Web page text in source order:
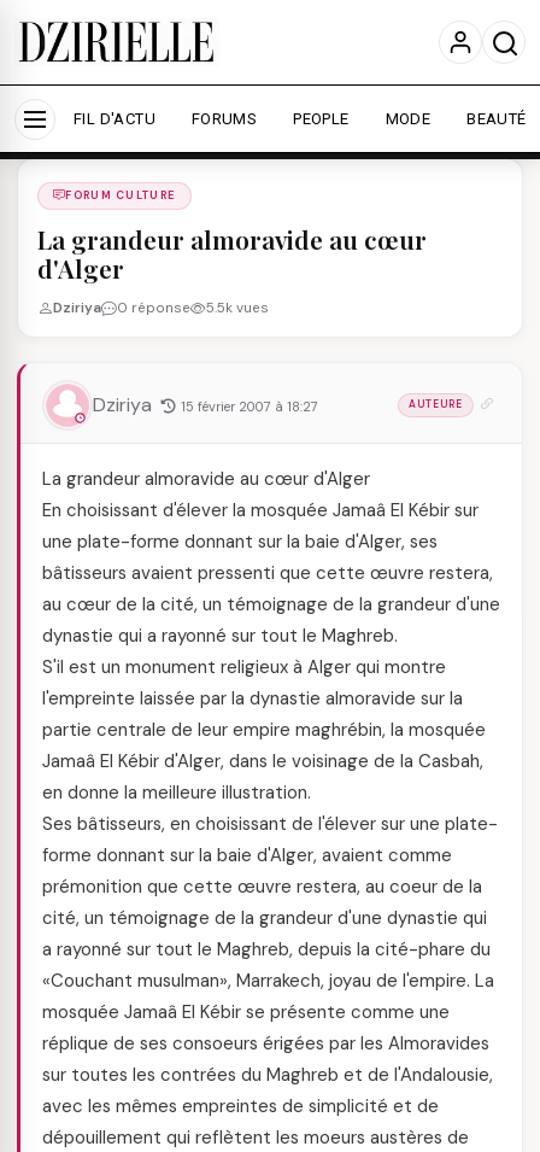
Nous utilisons des cookies pour améliorer votre
expérience et mesurer l'audience.
En savoir plus
Accepter tout Personnaliser
FIL D'ACTU FORUMS PEOPLE MODE BEAUTÉ
Forums
FORUM CULTURE
La grandeur almoravide au cœur
d'Alger
Dziriya 0 réponse 5.5k vues
Dziriya 15 février 2007 à 18:27 AUTEURE
La grandeur almoravide au cœur d'Alger
En choisissant d'élever la mosquée Jamaâ El Kébir sur
une plate-forme donnant sur la baie d'Alger, ses
bâtisseurs avaient pressenti que cette œuvre restera,
au cœur de la cité, un témoignage de la grandeur d'une
dynastie qui a rayonné sur tout le Maghreb.
S'il est un monument religieux à Alger qui montre
l'empreinte laissée par la dynastie almoravide sur la
partie centrale de leur empire maghrébin, la mosquée
Jamaâ El Kébir d'Alger, dans le voisinage de la Casbah,
en donne la meilleure illustration.
Ses bâtisseurs, en choisissant de l'élever sur une plate-
forme donnant sur la baie d'Alger, avaient comme
prémonition que cette œuvre restera, au coeur de la
cité, un témoignage de la grandeur d'une dynastie qui
a rayonné sur tout le Maghreb, depuis la cité-phare du
«Couchant musulman», Marrakech, joyau de l'empire. La
mosquée Jamaâ El Kébir se présente comme une
réplique de ses consoeurs érigées par les Almoravides
sur toutes les contrées du Maghreb et de l'Andalousie,
avec les mêmes empreintes de simplicité et de
dépouillement qui reflètent les moeurs austères de